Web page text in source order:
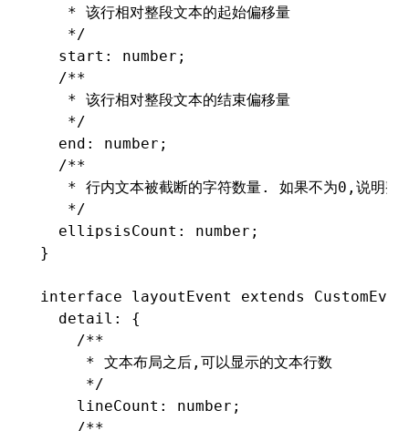
   * 该行相对整段文本的起始偏移量
   */
  start
: number ;
  /**
   * 该行相对整段文本的结束偏移量
   */
  end
: number ;
  /**
* 行内文本被截断的字符数量. 如果不为0,说明整
   */
  ellipsisCount
: number ;
}
interface layoutEvent extends
  detail
:
{
    /**
     * 文本布局之后,可以显示的文本行数
     */
    lineCount
: number ;
    /**